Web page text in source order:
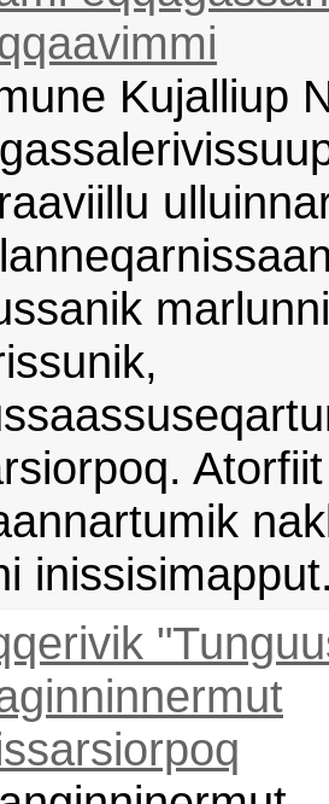
Kujalliup
Atorfiit